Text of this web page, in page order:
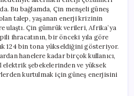
Ulaştı
için
Bu bağlamda, Çin menşeli güneş
talep, yaşanan enerji krizinin
ulaştı. Çin gümrük verileri, Afrika’ya
ihracatının, bir önceki yıla göre
124 bin tona yükseldiğini gösteriyor.
hanelere kadar birçok kullanıcı,
elektrik şebekelerinden ve yüksek
kurtulmak için güneş enerjisini